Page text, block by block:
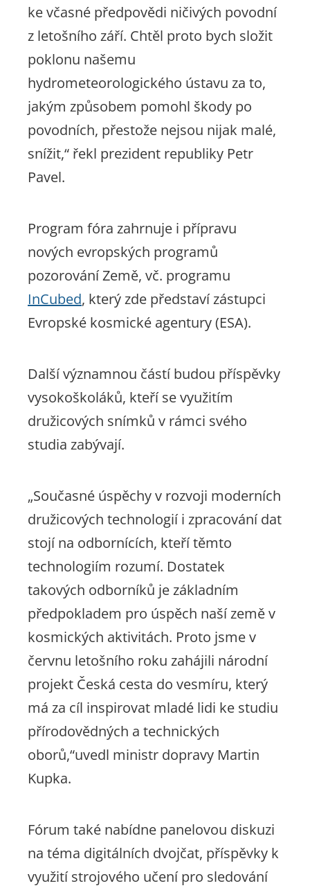
ke včasné předpovědi ničivých povodní
z letošního září. Chtěl proto bych složit
poklonu našemu
hydrometeorologického ústavu za to,
jakým způsobem pomohl škody po
povodních, přestože nejsou nijak malé,
snížit,“ řekl prezident republiky Petr
Pavel.
Program fóra zahrnuje i přípravu
nových evropských programů
pozorování Země, vč. programu
InCubed, který zde představí zástupci
Evropské kosmické agentury (ESA).
Další významnou částí budou příspěvky
vysokoškoláků, kteří se využitím
družicových snímků v rámci svého
studia zabývají.
„Současné úspěchy v rozvoji moderních
družicových technologií i zpracování dat
stojí na odbornících, kteří těmto
technologiím rozumí. Dostatek
takových odborníků je základním
předpokladem pro úspěch naší země v
kosmických aktivitách. Proto jsme v
červnu letošního roku zahájili národní
projekt Česká cesta do vesmíru, který
má za cíl inspirovat mladé lidi ke studiu
přírodovědných a technických
oborů,“uvedl ministr dopravy Martin
Kupka.
Fórum také nabídne panelovou diskuzi
na téma digitálních dvojčat, příspěvky k
využití strojového učení pro sledování